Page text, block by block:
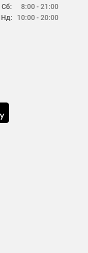
Сб:
Нд:
8:00 - 21:00
10:00 - 20:00